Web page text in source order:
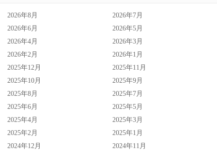
2026年8月
2026年7月
2026年6月
2026年5月
2026年4月
2026年3月
2026年2月
2026年1月
2025年12月
2025年11月
2025年10月
2025年9月
2025年8月
2025年7月
2025年6月
2025年5月
2025年4月
2025年3月
2025年2月
2025年1月
2024年12月
2024年11月